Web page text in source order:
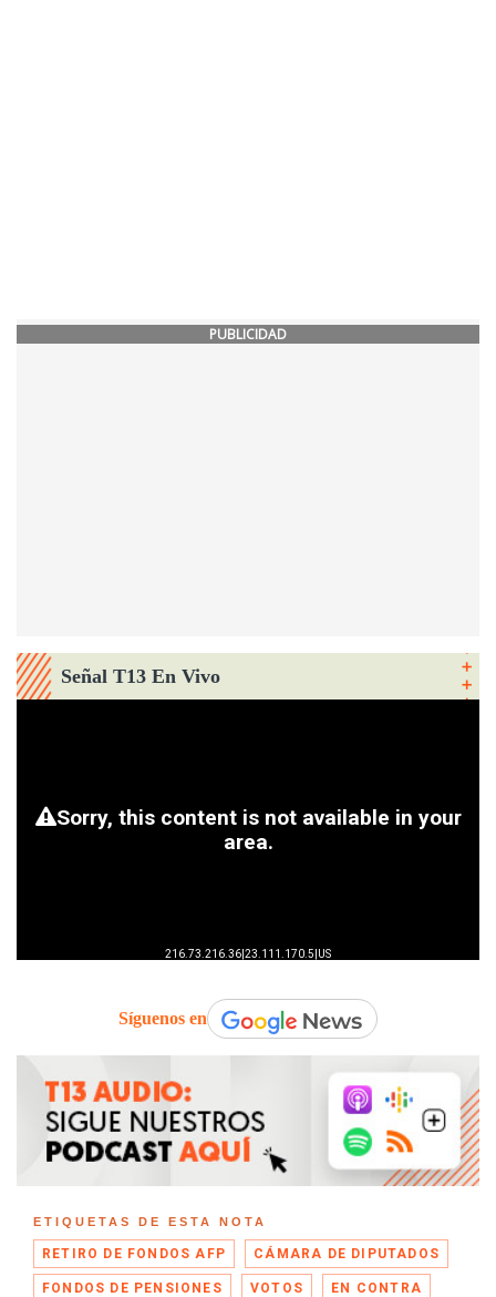
PUBLICIDAD
Señal T13 En Vivo
Síguenos en
ETIQUETAS DE ESTA NOTA
RETIRO DE FONDOS AFP CÁMARA DE DIPUTADOS
FONDOS DE PENSIONES VOTOS EN CONTRA